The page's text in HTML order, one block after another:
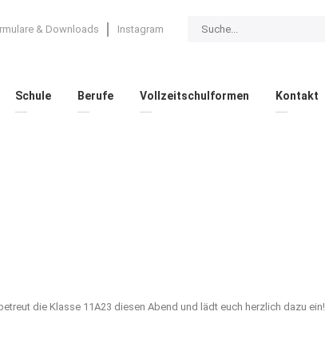
& Downloads Instagram
Schule Berufe Vollzeitschulformen Kontakt
die Klasse 11A23 diesen Abend und lädt euch herzlich dazu ein!